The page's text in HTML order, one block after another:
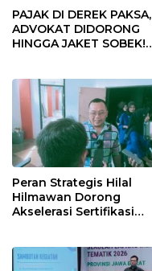
PAJAK DI DEREK PAKSA,
ADVOKAT DIDORONG
HINGGA JAKET SOBEK!
Pekanbaru!
Peran Strategis Hilal
Hilmawan Dorong
Akselerasi Sertifikasi
Indramayu